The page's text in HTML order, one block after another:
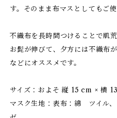
す。そのまま布マスとしてもご使
不織布を長時間つけることで肌
お髭が伸びて、夕方には不織布
などにオススメです。
サイズ：およそ 縦 15 cm × 横
マスク生地：表布：綿 ツイル